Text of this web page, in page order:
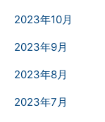
2023年10月
2023年9月
2023年8月
2023年7月